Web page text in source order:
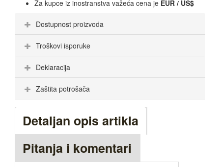
Za kupce iz inostranstva važeća cena je EUR / US$
Dostupnost proizvoda
Troškovi isporuke
Deklaracija
Zaštita potrošača
Detaljan opis artikla
Pitanja i komentari